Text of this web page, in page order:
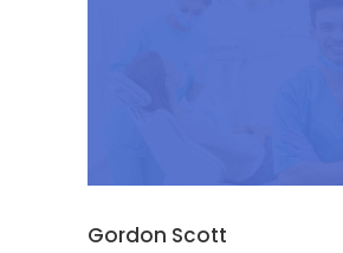
Gordon Scott